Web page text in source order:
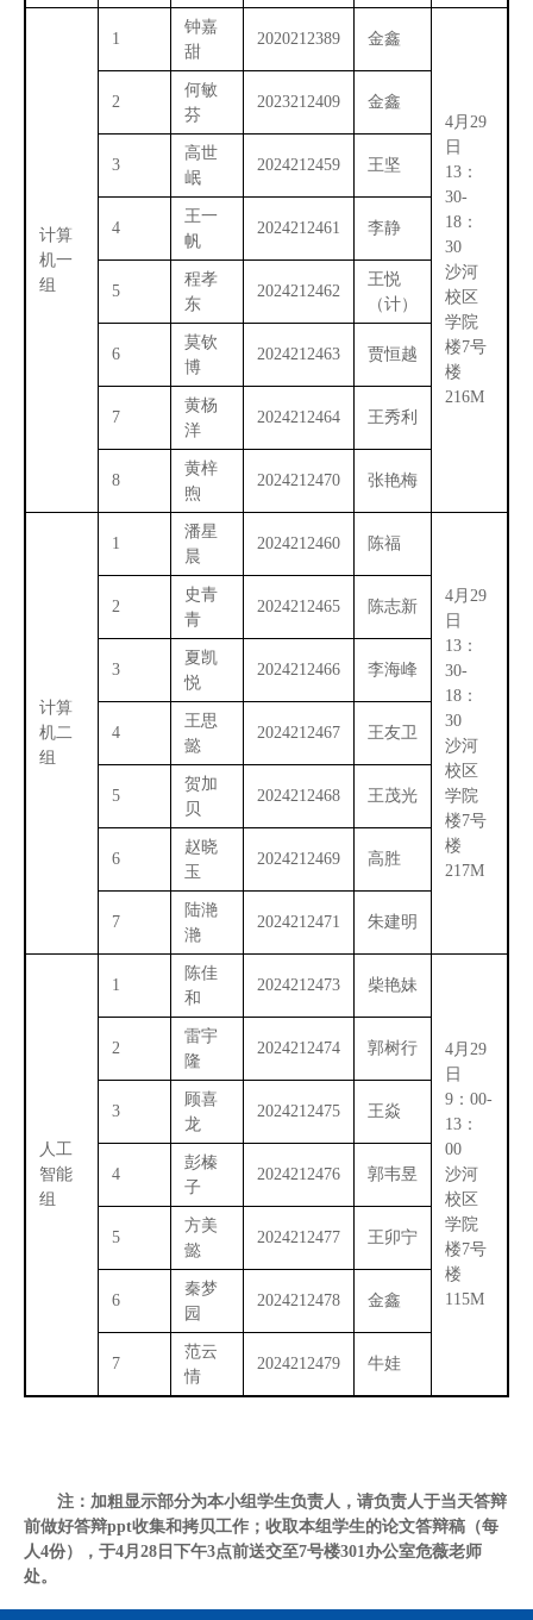
计算
机一
组
1
钟嘉
甜
2020212389 金鑫
4月29
日
13：
30-
18：
30
沙河
校区
学院
楼7号
楼
216M
2
何敏
芬
2023212409 金鑫
3
高世
岷
2024212459 王坚
4
王一
帆
2024212461 李静
5
程孝
东
2024212462
王悦
（计）
6
莫钦
博
2024212463 贾恒越
7
黄杨
洋
2024212464 王秀利
8
黄梓
煦
2024212470 张艳梅
计算
机二
组
1
潘星
晨
2024212460 陈福
4月29
日
13：
30-
18：
30
沙河
校区
学院
楼7号
楼
217M
2
史青
青
2024212465 陈志新
3
夏凯
悦
2024212466 李海峰
4
王思
懿
2024212467 王友卫
5
贺加
贝
2024212468 王茂光
6
赵晓
玉
2024212469 高胜
7
陆滟
滟
2024212471 朱建明
人工
智能
组
1
陈佳
和
2024212473 柴艳妹
4月29
日
9：00-
13：
00
沙河
校区
学院
楼7号
楼
115M
2
雷宇
隆
2024212474 郭树行
3
顾喜
龙
2024212475 王焱
4
彭榛
子
2024212476 郭韦昱
5
方美
懿
2024212477 王卯宁
6
秦梦
园
2024212478 金鑫
7
范云
情
2024212479 牛娃
注：加粗显示部分为本小组学生负责人，请负责人于当天答辩
前做好答辩ppt收集和拷贝工作；收取本组学生的论文答辩稿（每
人4份），于4月28日下午3点前送交至7号楼301办公室危薇老师
处。